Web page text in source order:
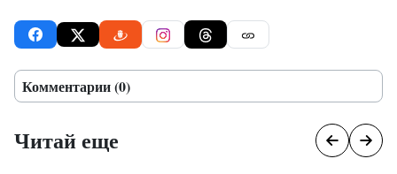
Комментарии (0)
Читай еще